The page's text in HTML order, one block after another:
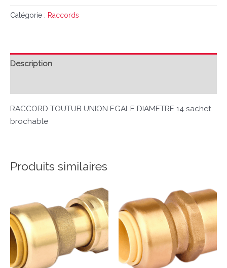
Catégorie : Raccords
Description
RACCORD TOUTUB UNION EGALE DIAMETRE 14 sachet
brochable
Produits similaires